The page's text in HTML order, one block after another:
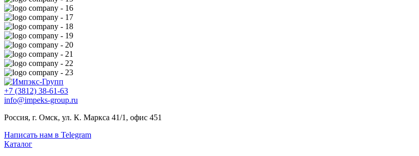
+7 (3812) 38-61-63
info@impeks-group.ru
Россия, г. Омск, ул. К. Маркса 41/1, офис 451
Написать нам в Telegram
Каталог